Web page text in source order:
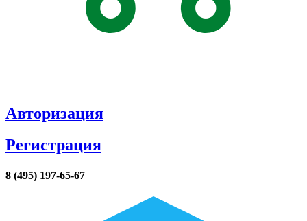
Авторизация
Регистрация
8 (495) 197-65-67